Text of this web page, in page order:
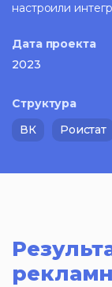
настроили
Дата проекта
2023
Структура
ВК
Роистат